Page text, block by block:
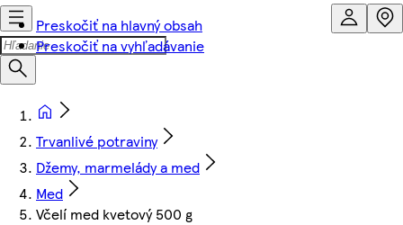
Preskočiť na hlavný obsah
Preskočiť na vyhľadávanie
Trvanlivé potraviny
Džemy, marmelády a med
Med
Včelí med kvetový 500 g